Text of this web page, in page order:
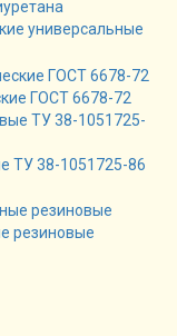
универсальные
ГОСТ 6678-72
ТУ 38-1051725-86
резиновые